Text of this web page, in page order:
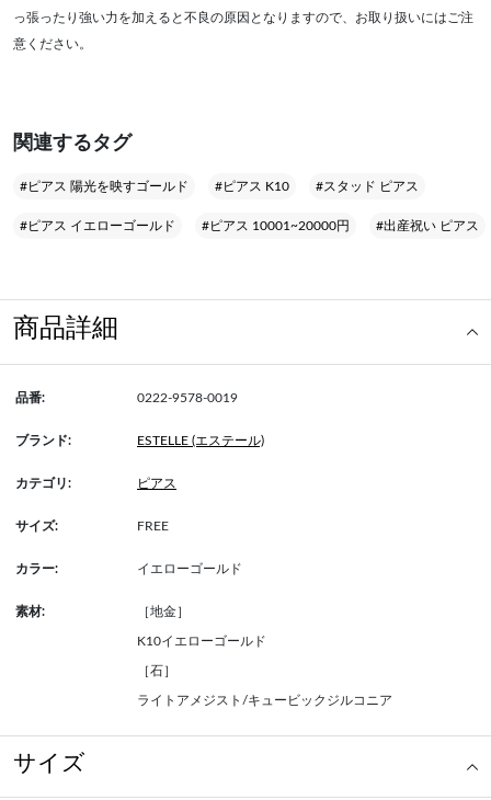
っ張ったり強い力を加えると不良の原因となりますので、お取り扱いにはご注
意ください。
関連するタグ
#ピアス 陽光を映すゴールド #ピアス K10 #スタッド ピアス
#ピアス イエローゴールド #ピアス 10001~20000円 #出産祝い ピアス
商品詳細
品番: 0222-9578-0019
ブランド: ESTELLE (エステール)
カテゴリ: ピアス
サイズ: FREE
カラー: イエローゴールド
素材: ［地金］
K10イエローゴールド
［石］
ライトアメジスト/キュービックジルコニア
サイズ